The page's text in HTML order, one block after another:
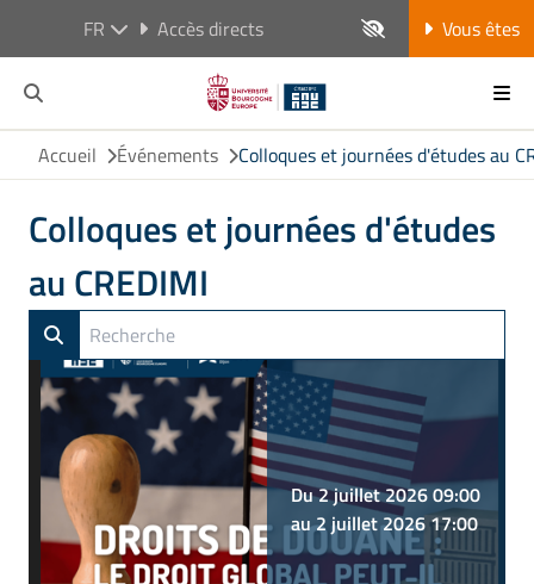
FR Accès directs Vous êtes
Accueil Événements Colloques et journées d'études au
Colloques et journées d'études
au CREDIMI
Du 2 juillet 2026 09:00
au 2 juillet 2026 17:00